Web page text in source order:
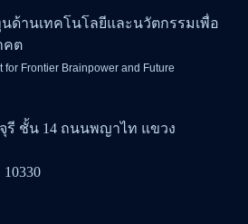
ด้านเทคโนโลยีและนวัตกรรมเพื่อ
คต
for Frontier Brainpower and Future
รี ชั้น 14 ถนนพญาไท แขวง